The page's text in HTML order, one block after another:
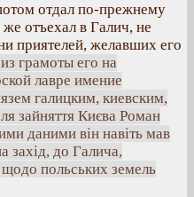
отдал по-прежнему
отъехал в Галич, не
приятелей, желавших его
грамоты его на
лавре имение
галицким, киевским,
зайняття Києва Роман
даними він навіть мав
захід, до Галича,
польських земель